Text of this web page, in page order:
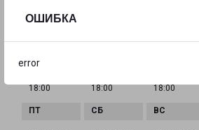
ОШИБКА
error
18:00
18:00
18:00